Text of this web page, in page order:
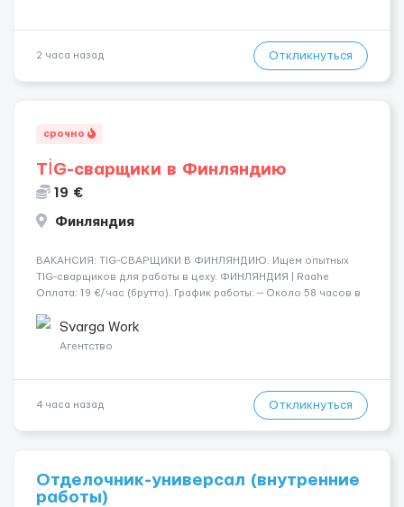
2 часа назад Откликнуться
срочно
TİG-сварщики в Финляндию
19 €
Финляндия
​​ВАКАНСИЯ: TIG-СВАРЩИКИ В ФИНЛЯНДИЮ. Ищем опытных
TIG-сварщиков для работы в цеху. ФИНЛЯНДИЯ | Raahe
Оплата: 19 €/час (брутто). График работы: — Около 58 часов в
переработки. Дата начала: — Как можно скорее....
Svarga Work
Агентство
4 часа назад Откликнуться
Отделочник-универсал (внутренние
работы)